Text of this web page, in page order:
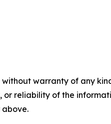
without warranty of any
or reliability of the